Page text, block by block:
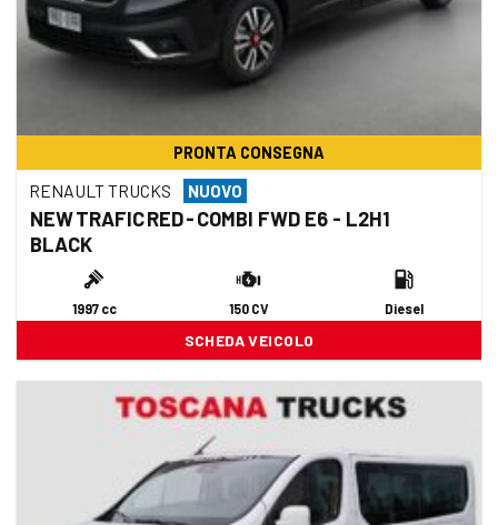
PRONTA CONSEGNA
RENAULT TRUCKS NUOVO
NEW TRAFIC RED - COMBI FWD E6 - L2H1
BLACK
1997 cc 150 CV Diesel
SCHEDA VEICOLO